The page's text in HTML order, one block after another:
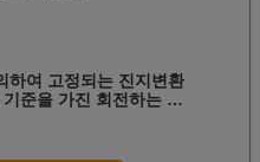
하여 고정되는 진지변환
준을 가진 회전하는 진